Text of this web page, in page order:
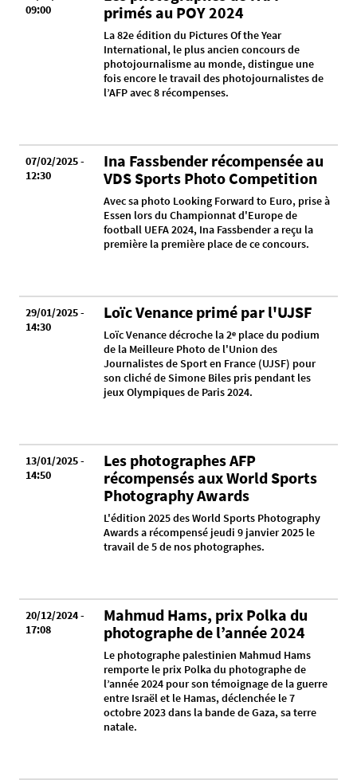
09:00
primés au POY 2024
La 82e édition du Pictures Of the Year
International, le plus ancien concours de
photojournalisme au monde, distingue une
fois encore le travail des photojournalistes de
l’AFP avec 8 récompenses.
07/02/2025 -
12:30
Ina Fassbender récompensée au
VDS Sports Photo Competition
Avec sa photo Looking Forward to Euro, prise à
Essen lors du Championnat d'Europe de
football UEFA 2024, Ina Fassbender a reçu la
première la première place de ce concours.
29/01/2025 -
14:30
Loïc Venance primé par l'UJSF
Loïc Venance décroche la 2ᵉ place du podium
de la Meilleure Photo de l'Union des
Journalistes de Sport en France (UJSF) pour
son cliché de Simone Biles pris pendant les
jeux Olympiques de Paris 2024.
13/01/2025 -
14:50
Les photographes AFP
récompensés aux World Sports
Photography Awards
L'édition 2025 des World Sports Photography
Awards a récompensé jeudi 9 janvier 2025 le
travail de 5 de nos photographes.
20/12/2024 -
17:08
Mahmud Hams, prix Polka du
photographe de l’année 2024
Le photographe palestinien Mahmud Hams
remporte le prix Polka du photographe de
l’année 2024 pour son témoignage de la guerre
entre Israël et le Hamas, déclenchée le 7
octobre 2023 dans la bande de Gaza, sa terre
natale.